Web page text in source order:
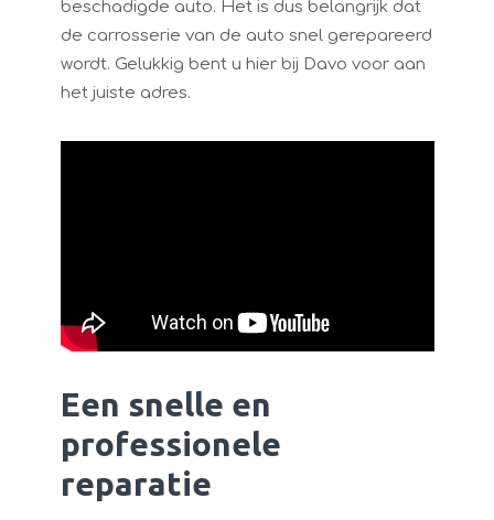
beschadigde auto. Het is dus belangrijk dat
de carrosserie van de auto snel gerepareerd
wordt. Gelukkig bent u hier bij Davo voor aan
het juiste adres.
Een snelle en
professionele
reparatie